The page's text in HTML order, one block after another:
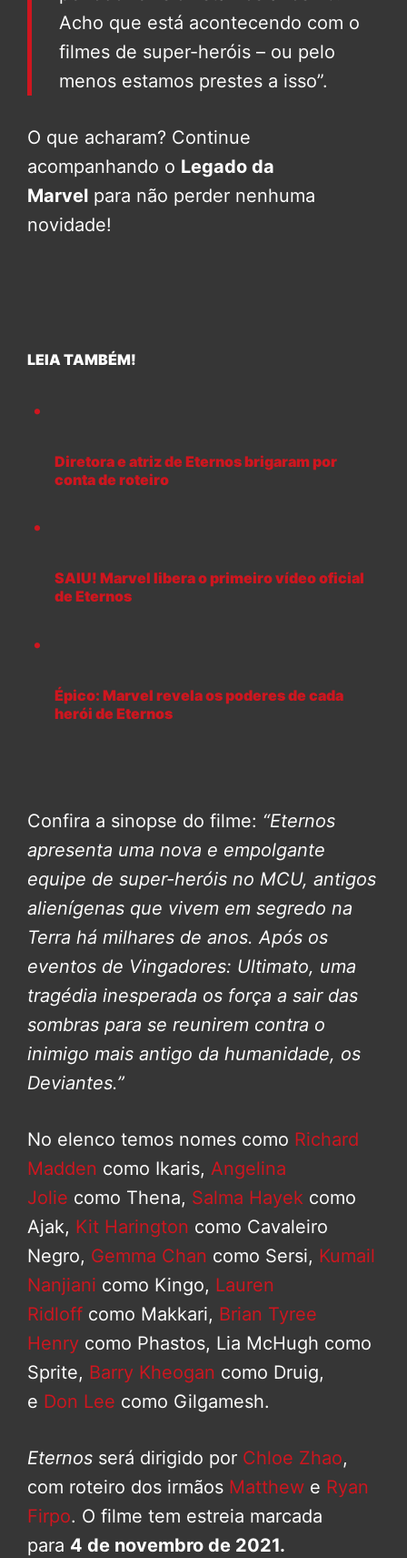
Acho que está acontecendo com o
filmes de super-heróis – ou pelo
menos estamos prestes a isso”.
O que acharam? Continue
acompanhando o Legado da
Marvel para não perder nenhuma
novidade!
LEIA TAMBÉM!
Diretora e atriz de Eternos brigaram por
conta de roteiro
SAIU! Marvel libera o primeiro vídeo oficial
de Eternos
Épico: Marvel revela os poderes de cada
herói de Eternos
Confira a sinopse do filme: “Eternos
apresenta uma nova e empolgante
equipe de super-heróis no MCU, antigos
alienígenas que vivem em segredo na
Terra há milhares de anos. Após os
eventos de Vingadores: Ultimato, uma
tragédia inesperada os força a sair das
sombras para se reunirem contra o
inimigo mais antigo da humanidade, os
Deviantes.”
No elenco temos nomes como Richard
Madden como Ikaris, Angelina
Jolie como Thena, Salma Hayek como
Ajak, Kit Harington como Cavaleiro
Negro, Gemma Chan como Sersi, Kumail
Nanjiani como Kingo, Lauren
Ridloff como Makkari, Brian Tyree
Henry como Phastos, Lia McHugh como
Sprite, Barry Kheogan como Druig,
e Don Lee como Gilgamesh.
Eternos será dirigido por Chloe Zhao,
com roteiro dos irmãos Matthew e Ryan
Firpo. O filme tem estreia marcada
para 4 de novembro de 2021.